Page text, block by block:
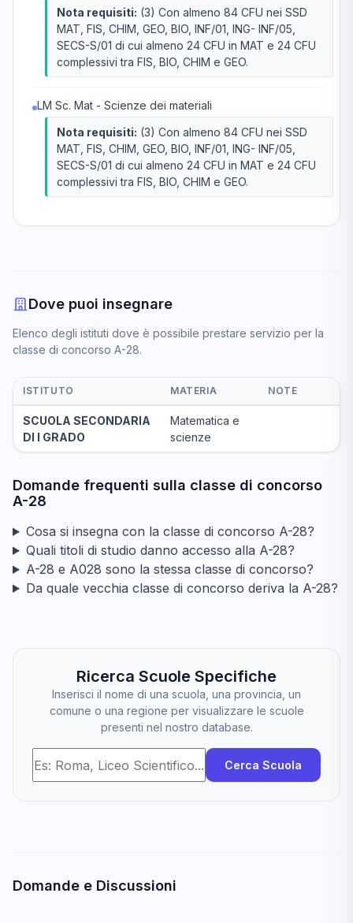
Nota requisiti: (3) Con almeno 84 CFU nei SSD
MAT, FIS, CHIM, GEO, BIO, INF/01, ING- INF/05,
SECS-S/01 di cui almeno 24 CFU in MAT e 24 CFU
complessivi tra FIS, BIO, CHIM e GEO.
LM Sc. Mat - Scienze dei materiali
Nota requisiti: (3) Con almeno 84 CFU nei SSD
MAT, FIS, CHIM, GEO, BIO, INF/01, ING- INF/05,
SECS-S/01 di cui almeno 24 CFU in MAT e 24 CFU
complessivi tra FIS, BIO, CHIM e GEO.
Dove puoi insegnare
Elenco degli istituti dove è possibile prestare servizio per la
classe di concorso A-28.
ISTITUTO MATERIA NOTE
SCUOLA SECONDARIA
DI I GRADO
Matematica e
scienze
Domande frequenti sulla classe di concorso
A-28
Cosa si insegna con la classe di concorso A-28?
Quali titoli di studio danno accesso alla A-28?
A-28 e A028 sono la stessa classe di concorso?
Da quale vecchia classe di concorso deriva la A-28?
Ricerca Scuole Specifiche
Inserisci il nome di una scuola, una provincia, un
comune o una regione per visualizzare le scuole
presenti nel nostro database.
Cerca Scuola
Domande e Discussioni